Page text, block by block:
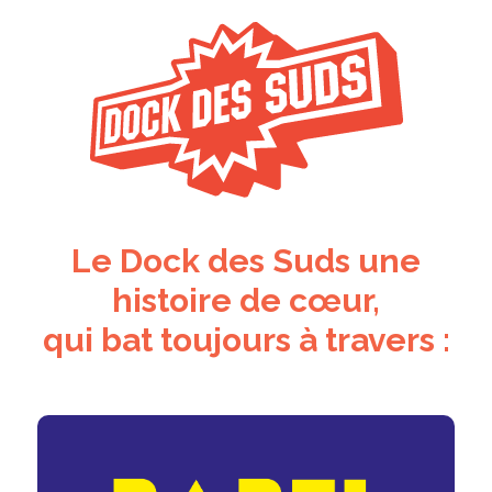
Le Dock des Suds une
histoire de cœur,
qui bat toujours à travers :